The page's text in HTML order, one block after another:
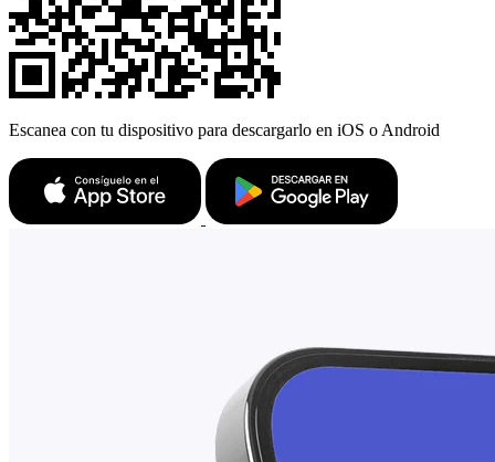
Escanea con tu dispositivo para descargarlo en iOS o Android